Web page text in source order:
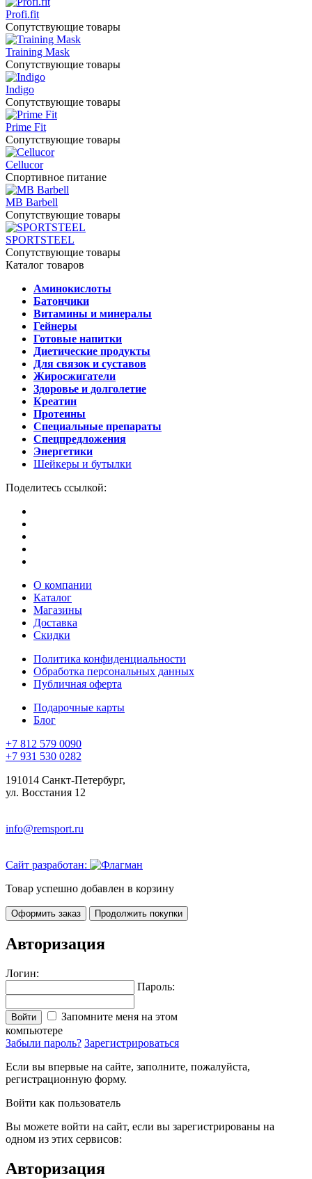
Profi.fit
Сопутствующие товары
Training Mask
Сопутствующие товары
Indigo
Сопутствующие товары
Prime Fit
Сопутствующие товары
Cellucor
Спортивное питание
MB Barbell
Сопутствующие товары
SPORTSTEEL
Сопутствующие товары
Каталог товаров
Аминокислоты
Батончики
Витамины и минералы
Гейнеры
Готовые напитки
Диетические продукты
Для связок и суставов
Жиросжигатели
Здоровье и долголетие
Креатин
Протеины
Специальные препараты
Спецпредложения
Энергетики
Шейкеры и бутылки
Поделитесь ссылкой:
О компании
Каталог
Магазины
Доставка
Скидки
Политика конфиденциальности
Обработка персональных данных
Публичная оферта
Подарочные карты
Блог
+7 812 579 0090
+7 931 530 0282
191014 Санкт-Петербург,
ул. Восстания 12
info@remsport.ru
Сайт разработан:
Товар успешно добавлен в корзину
Оформить заказ Продолжить покупки
Авторизация
Логин:
Пароль:
Войти
Запомните меня на этом
компьютере
Забыли пароль? Зарегистрироваться
Если вы впервые на сайте, заполните, пожалуйста,
регистрационную форму.
Войти как пользователь
Вы можете войти на сайт, если вы зарегистрированы на
одном из этих сервисов:
Авторизация